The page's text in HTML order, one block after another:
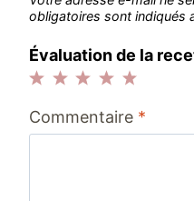
obligatoires sont indiqués
Évaluation de la
étoiles
étoiles
étoiles
étoiles
étoile
Commentaire *